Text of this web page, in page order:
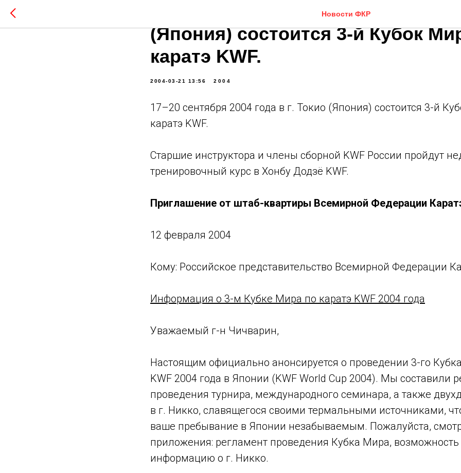
Новости ФКР
17–20 сентября 2004 года в г.
(Япония) состоится 3-й Кубок
каратэ KWF.
2004-03-21 13:56 2004
17–20 сентября 2004 года в г. Токио (Япония) состоится 3-й
каратэ KWF.
Старшие инструктора и члены сборной KWF России пройдут
тренировочный курс в Хонбу Додзё KWF.
Приглашение от штаб-квартиры Всемирной Федерации
12 февраля 2004
Кому: Российское представительство Всемирной Федерации
Информация о 3-м Кубке Мира по каратэ KWF 2004 года
Уважаемый г-н Чичварин,
Настоящим официально анонсируется о проведении 3-го
KWF 2004 года в Японии (KWF World Cup 2004). Мы составили
проведения турнира, международного семинара, а также
в г. Никко, славящегося своими термальными источниками,
ваше пребывание в Японии незабываемым. Пожалуйста,
приложения: регламент проведения Кубка Мира,
информацию о г. Никко.